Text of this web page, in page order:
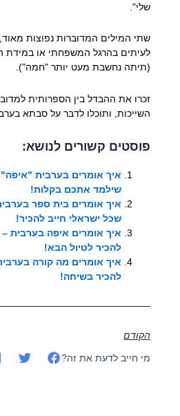
שלי".
שתי המילים המדוברות נפוצות מאוד,
לעיתים בהרגל המשפחתי או במידת
(תיתה נחשבת מעט יותר "חמה").
זכרו את ההבדל בין הספרותית
השייכות, ותוכלו לדבר על סבתא
פוסטים קשורים לנושא:
איך אומרים בערבית
שילמד אתכם בקלות!
איך אומרים בית ספר
שכל ישראלי חייב להכיר!
איך אומרים איפה בערבית
להכיר לטיול הבא!
איך אומרים מה קורה
להכיר בשיחה!
הקודם
מי חייב לדעת את זה?